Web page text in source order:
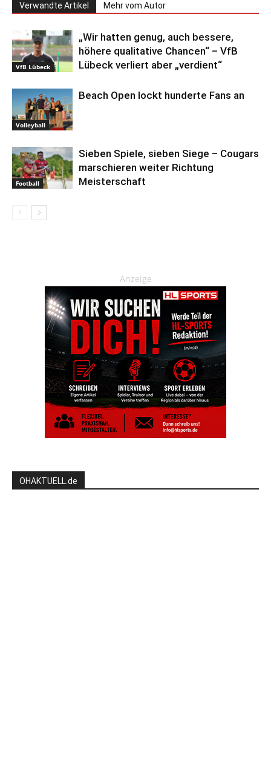
Verwandte Artikel Mehr vom Autor
VfB Lübeck
„Wir hatten genug, auch bessere,
höhere qualitative Chancen“ – VfB
Lübeck verliert aber „verdient“
Volleyball
Beach Open lockt hunderte Fans an
Football
Sieben Spiele, sieben Siege – Cougars
marschieren weiter Richtung
Meisterschaft
Anzeige
OHAKTUELL.de